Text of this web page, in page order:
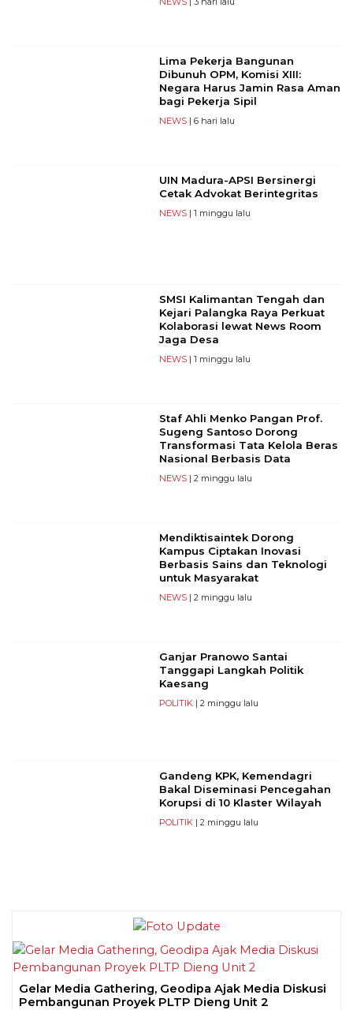
Lima Pekerja Bangunan
Dibunuh OPM, Komisi XIII:
Negara Harus Jamin Rasa Aman
bagi Pekerja Sipil
NEWS| 6 hari lalu
UIN Madura-APSI Bersinergi
Cetak Advokat Berintegritas
NEWS| 1 minggu lalu
SMSI Kalimantan Tengah dan
Kejari Palangka Raya Perkuat
Kolaborasi lewat News Room
Jaga Desa
NEWS| 1 minggu lalu
Staf Ahli Menko Pangan Prof.
Sugeng Santoso Dorong
Transformasi Tata Kelola Beras
Nasional Berbasis Data
NEWS| 2 minggu lalu
Mendiktisaintek Dorong
Kampus Ciptakan Inovasi
Berbasis Sains dan Teknologi
untuk Masyarakat
NEWS| 2 minggu lalu
Ganjar Pranowo Santai
Tanggapi Langkah Politik
Kaesang
POLITIK| 2 minggu lalu
Gandeng KPK, Kemendagri
Bakal Diseminasi Pencegahan
Korupsi di 10 Klaster Wilayah
POLITIK| 2 minggu lalu
Gelar Media Gathering, Geodipa Ajak Media Diskusi
Pembangunan Proyek PLTP Dieng Unit 2